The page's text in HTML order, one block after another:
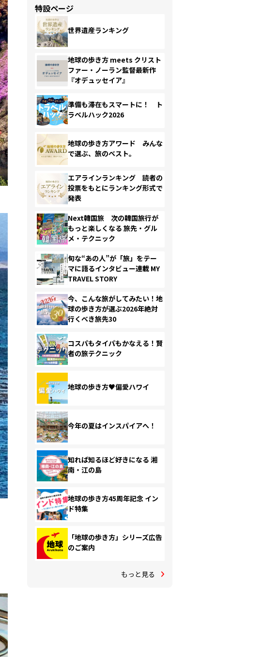
特設ページ
世界遺産ランキング
地球の歩き方 meets クリスト
ファー・ノーラン監督最新作
『オデュッセイア』
準備も滞在もスマートに！ ト
ラベルハック2026
地球の歩き方アワード みんな
で選ぶ、旅のベスト。
エアラインランキング 読者の
投票をもとにランキング形式で
発表
Next韓国旅 次の韓国旅行が
もっと楽しくなる 旅先・グル
メ・テクニック
旬な“あの人”が「旅」をテー
マに語るインタビュー連載 MY
TRAVEL STORY
今、こんな旅がしてみたい！地
球の歩き方が選ぶ2026年絶対
行くべき旅先30
コスパもタイパもかなえる！賢
者の旅テクニック
地球の歩き方♥偏愛ハワイ
今年の夏はインスパイアへ！
知れば知るほど好きになる 湘
南・江の島
地球の歩き方45周年記念 イン
ド特集
「地球の歩き方」シリーズ広告
のご案内
もっと見る